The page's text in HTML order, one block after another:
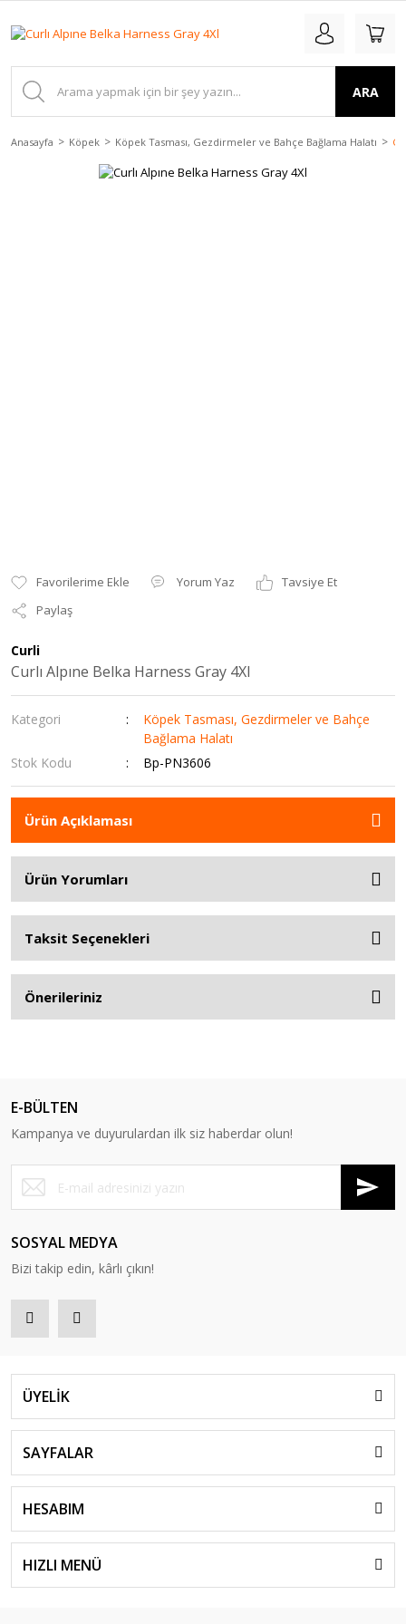
ARA
Anasayfa Köpek Köpek Tasması, Gezdirmeler ve Bahçe Bağlama Halatı
Yorum Yaz
Tavsiye Et
Paylaş
Curli
Curlı Alpıne Belka Harness Gray 4Xl
Kategori
Köpek Tasması, Gezdirmeler ve Bahçe
Bağlama Halatı
Stok Kodu
Bp-PN3606
Ürün Açıklaması
Ürün Yorumları
Taksit Seçenekleri
Önerileriniz
E-BÜLTEN
Kampanya ve duyurulardan ilk siz haberdar olun!
SOSYAL MEDYA
Bizi takip edin, kârlı çıkın!
ÜYELİK
SAYFALAR
HESABIM
HIZLI MENÜ